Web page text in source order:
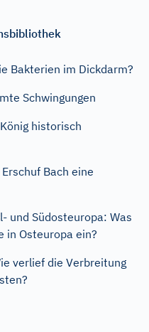
Bakterien im Dickdarm?
Schwingungen
historisch
Bach eine
und Südosteuropa: Was
in Osteuropa ein?
verlief die Verbreitung